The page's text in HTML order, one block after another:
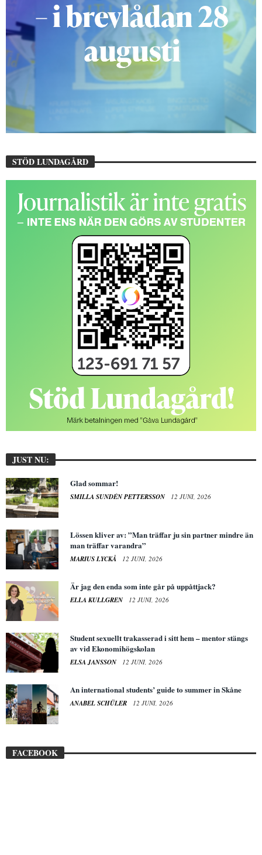
STÖD LUNDAGÅRD
JUST NU:
Glad sommar!
SMILLA SUNDÉN PETTERSSON 12 JUNI, 2026
Lössen kliver av: ”Man träffar ju sin partner mindre än
man träffar varandra”
MARIUS LYCKÅ 12 JUNI, 2026
Är jag den enda som inte går på uppåttjack?
ELLA KULLGREN 12 JUNI, 2026
Student sexuellt trakasserad i sitt hem – mentor stängs
av vid Ekonomihögskolan
ELSA JANSSON 12 JUNI, 2026
An international students’ guide to summer in Skåne
ANABEL SCHÜLER 12 JUNI, 2026
FACEBOOK